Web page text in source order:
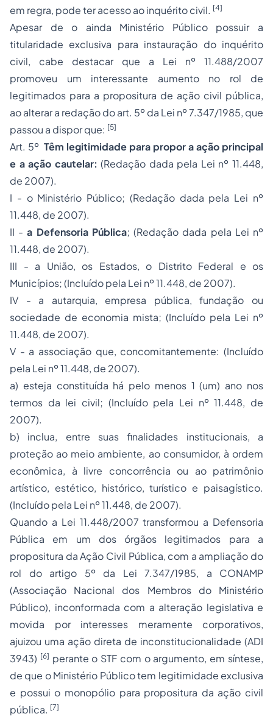
em regra, pode ter acesso ao inquérito civil. [4]
Apesar de o ainda Ministério Público possuir a
titularidade exclusiva para instauração do inquérito
civil, cabe destacar que a Lei nº 11.488/2007
promoveu um interessante aumento no rol de
legitimados para a propositura de ação civil pública,
ao alterar a redação do art. 5º da Lei nº 7.347/1985, que
passou a dispor que: [5]
Art. 5º Têm legitimidade para propor a ação principal
e a ação cautelar:(Redação dada pela Lei nº 11.448,
de 2007).
I - o Ministério Público; (Redação dada pela Lei nº
11.448, de 2007).
II -a Defensoria Pública; (Redação dada pela Lei nº
11.448, de 2007).
III - a União, os Estados, o Distrito Federal e os
Municípios; (Incluído pela Lei nº 11.448, de 2007).
IV - a autarquia, empresa pública, fundação ou
sociedade de economia mista; (Incluído pela Lei nº
11.448, de 2007).
V - a associação que, concomitantemente: (Incluído
pela Lei nº 11.448, de 2007).
a) esteja constituída há pelo menos 1 (um) ano nos
termos da lei civil; (Incluído pela Lei nº 11.448, de
2007).
b) inclua, entre suas finalidades institucionais, a
proteção ao meio ambiente, ao consumidor, à ordem
econômica, à livre concorrência ou ao patrimônio
artístico, estético, histórico, turístico e paisagístico.
(Incluído pela Lei nº 11.448, de 2007).
Quando a Lei 11.448/2007 transformou a Defensoria
Pública em um dos órgãos legitimados para a
propositura da Ação Civil Pública, com a ampliação do
rol do artigo 5º da Lei 7.347/1985, a CONAMP
(Associação Nacional dos Membros do Ministério
Público), inconformada com a alteração legislativa e
movida por interesses meramente corporativos,
ajuizou uma ação direta de inconstitucionalidade (ADI
3943) [6] perante o STF com o argumento, em síntese,
de que o Ministério Público tem legitimidade exclusiva
e possui o monopólio para propositura da ação civil
pública. [7]